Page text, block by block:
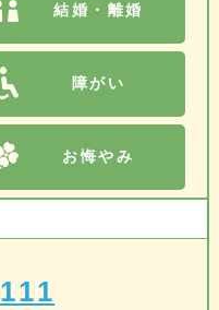
結婚・離婚
障がい
お悔やみ